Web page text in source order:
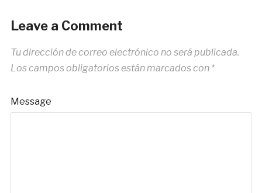
Leave a Comment
Tu dirección de correo electrónico no será publicada.
Los campos obligatorios están marcados con *
Message